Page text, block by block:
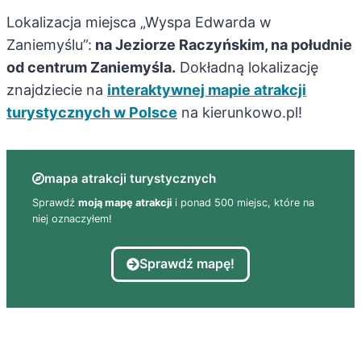
Lokalizacja miejsca „Wyspa Edwarda w
Zaniemyślu”: na Jeziorze Raczyńskim, na południe
od centrum Zaniemyśla. Dokładną lokalizację
znajdziecie na interaktywnej mapie atrakcji
turystycznych w Polsce na kierunkowo.pl!
mapa atrakcji turystycznych
Sprawdź moją mapę atrakcji i ponad 500 miejsc, które na
niej oznaczyłem!
Sprawdź mapę!